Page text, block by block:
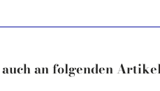
an folgenden